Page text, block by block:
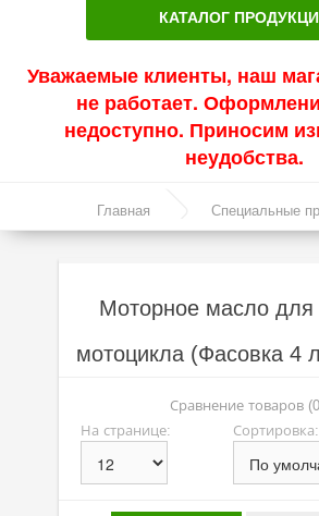
КАТАЛОГ
Актуальные продукты
Акции
Синтетические масла
Минеральные масла
Масло с молибденом
Линейка масел Molygen
Линейка масел Top Tec
Линейка масел Special Tec
Уважаемые клиенты, наш
не работает.
недоступно. Приносим
неудобства.
Главная Специальные
Моторное масло для
мотоцикла (Фасовка 4
Сравнение товаров
На странице:
Сортировка: